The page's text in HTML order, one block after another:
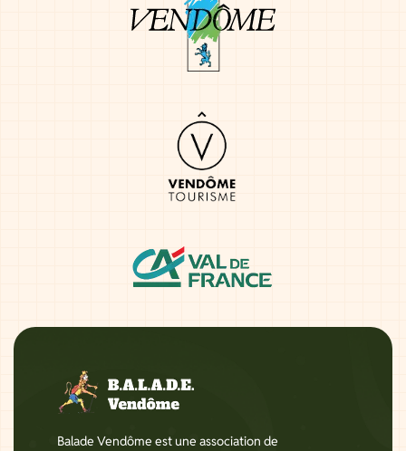
Balade Vendôme est une association de